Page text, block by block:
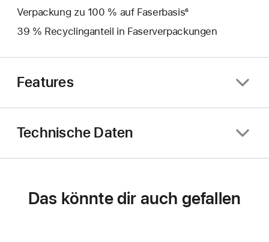
Verpackung zu 100 % auf Faserbasis⁶
39 % Recyclinganteil in Faserverpackungen
Features
Technische Daten
Das könnte dir auch gefallen